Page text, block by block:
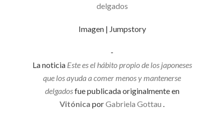
delgados
Imagen | Jumpstory
-
La noticia Este es el hábito propio de los japoneses
que los ayuda a comer menos y mantenerse
delgadosfue publicada originalmente en
Vitónica porGabriela Gottau